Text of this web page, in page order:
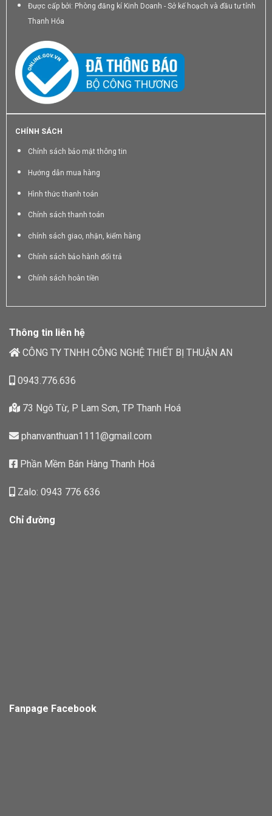
Được cấp bởi: Phòng đăng kí Kinh Doanh - Sở kế hoạch và đầu tư tỉnh
Thanh Hóa
CHÍNH SÁCH
Chính sách bảo mật thông tin
Hướng dẫn mua hàng
Hình thức thanh toán
Chính sách thanh toán
chính sách giao, nhận, kiểm hàng
Chính sách bảo hành đổi trả
Chính sách hoàn tiền
Thông tin liên hệ
CÔNG TY TNHH CÔNG NGHỆ THIẾT BỊ THUẬN AN
0943.776.636
73 Ngô Từ, P Lam Sơn, TP Thanh Hoá
phanvanthuan1111@gmail.com
Phần Mềm Bán Hàng Thanh Hoá
Zalo: 0943 776 636
Chỉ đường
Fanpage Facebook